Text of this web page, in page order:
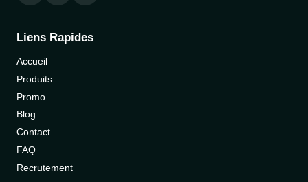
Liens Rapides
Accueil
Produits
Promo
Blog
Contact
FAQ
Recrutement